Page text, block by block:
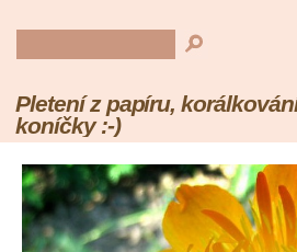
Pletení z papíru,
koníčky :-)